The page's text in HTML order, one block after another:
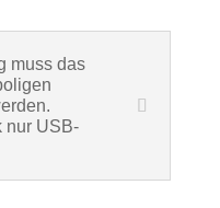
muss das
nur USB-